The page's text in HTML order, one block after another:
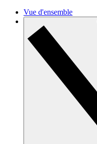
Vue d'ensemble